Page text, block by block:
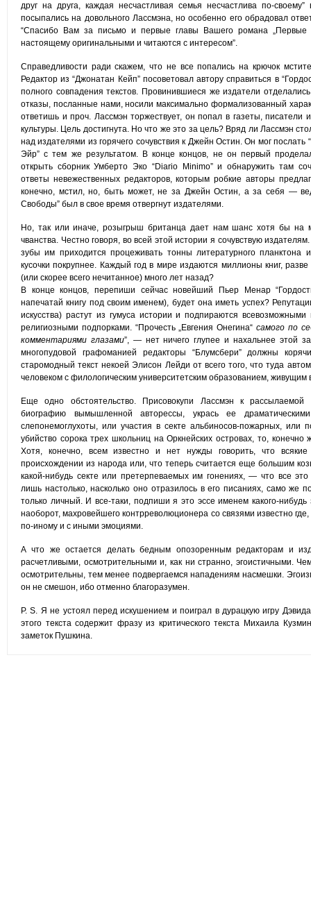
друг на друга, каждая несчастливая семья несчастлива по-
посыпались на довольного Лассмэна, но особенно его обрадовал ответ
“Спасибо Вам за письмо и первые главы Вашего романа „Первые
настоящему оригинальными и читаются с интересом”.
Справедливости ради скажем, что не все попались на крючок
Редактор из “Джонатан Кейп” посоветовал автору справиться в
полного совпадения текстов. Провинившиеся же издатели
отказы, посланные нами, носили максимально формализованный
ответишь и проч. Лассмэн торжествует, он попал в газеты, писатели
культуры. Цель достигнута. Но что же это за цель? Вряд ли Лассмэн
над издателями из горячего сочувствия к Джейн Остин. Он мог
Эйр” с тем же результатом. В конце концов, не он первый
открыть сборник Умберто Эко “Diario Minimo” и обнаружить там
ответы невежественных редакторов, которым робкие авторы
конечно, мстил, но, быть может, не за Джейн Остин, а за себя —
Свободы” был в свое время отвергнут издателями.
Но, так или иначе, розыгрыш британца дает нам шанс хотя бы на
чванства. Честно говоря, во всей этой истории я сочувствую
зубы им приходится процеживать тонны литературного планктона
кусочки покрупнее. Каждый год в мире издаются миллионы книг,
(или скорее всего нечитанное) много лет назад?
В конце концов, перепиши сейчас новейший Пьер Менар
напечатай книгу под своим именем), будет она иметь успех?
искусства) растут из гумуса истории и подпираются всевозможными
религиозными подпорками. “Прочесть „Евгения Онегина“ самого по
комментариями глазами”, — нет ничего глупее и нахальнее этой
многопудовой графоманией редакторы “Блумсбери” должны
старомодный текст некоей Элисон Лейди от всего того, что туда
человеком с филологическим университетским образованием, живущим
Еще одно обстоятельство. Присовокупи Лассмэн к
биографию вымышленной авторессы, укрась ее
слепонемоглухоты, или участия в секте альбиносов-пожарных, или
убийство сорока трех школьниц на Оркнейских островах, то,
Хотя, конечно, всем известно и нет нужды говорить, что всякие
происхождении из народа или, что теперь считается еще большим
какой-нибудь секте или претерпеваемых им гонениях, — что все
лишь настолько, насколько оно отразилось в его писаниях, само же
только личный. И все-таки, подпиши я это эссе именем какого-
наоборот, махровейшего контрреволюционера со связями известно
по-иному и с иными эмоциями.
А что же остается делать бедным опозоренным редакторам и
расчетливыми, осмотрительными и, как ни странно, эгоистичными.
осмотрительны, тем менее подвергаемся нападениям насмешки.
он не смешон, ибо отменно благоразумен.
P. S. Я не устоял перед искушением и поиграл в дурацкую игру
этого текста содержит фразу из критического текста Михаила
заметок Пушкина.